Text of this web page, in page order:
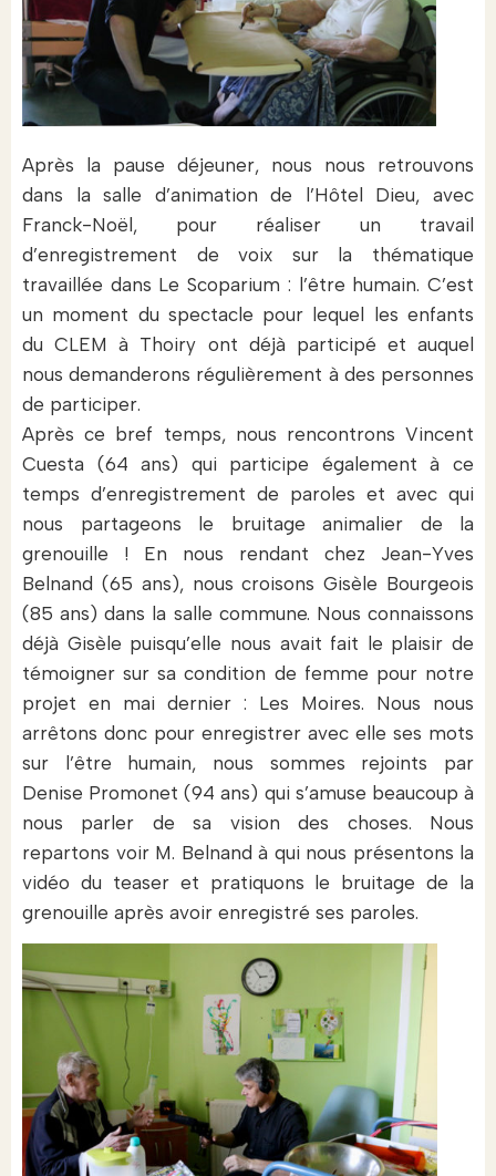
Après la pause déjeuner, nous nous retrouvons
dans la salle d’animation de l’Hôtel Dieu, avec
Franck-Noël, pour réaliser un travail
d’enregistrement de voix sur la thématique
travaillée dans Le Scoparium : l’être humain. C’est
un moment du spectacle pour lequel les enfants
du CLEM à Thoiry ont déjà participé et auquel
nous demanderons régulièrement à des personnes
de participer.
Après ce bref temps, nous rencontrons Vincent
Cuesta (64 ans) qui participe également à ce
temps d’enregistrement de paroles et avec qui
nous partageons le bruitage animalier de la
grenouille ! En nous rendant chez Jean-Yves
Belnand (65 ans), nous croisons Gisèle Bourgeois
(85 ans) dans la salle commune. Nous connaissons
déjà Gisèle puisqu’elle nous avait fait le plaisir de
témoigner sur sa condition de femme pour notre
projet en mai dernier : Les Moires. Nous nous
arrêtons donc pour enregistrer avec elle ses mots
sur l’être humain, nous sommes rejoints par
Denise Promonet (94 ans) qui s’amuse beaucoup à
nous parler de sa vision des choses. Nous
repartons voir M. Belnand à qui nous présentons la
vidéo du teaser et pratiquons le bruitage de la
grenouille après avoir enregistré ses paroles.